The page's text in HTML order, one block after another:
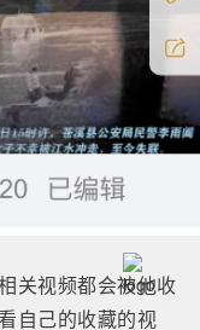
关视频都会被他收
自己的收藏的视